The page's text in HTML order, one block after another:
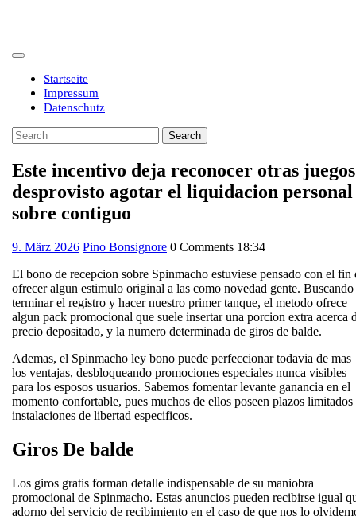
Open
ButtonStartseite
Impressum
Datenschutz
Close
Button
Search
for:
Este incentivo deja reconocer otras juegos
desprovisto agotar el liquidacion personal
sobre contiguo
9. März 20269.
2026
Pino Bonsignore 0 Comments 18:34
El bono de recepcion sobre Spinmacho estuviese pensado con el fin
ofrecer algun estimulo original a las como novedad gente. Buscando
terminar el registro y hacer nuestro primer tanque, el metodo ofrece
algun pack promocional que suele insertar una porcion extra acerca
precio depositado, y la numero determinada de giros de balde.
Ademas, el Spinmacho ley bono puede perfeccionar todavia de mas
los ventajas, desbloqueando promociones especiales nunca visibles
para los esposos usuarios. Sabemos fomentar levante ganancia en el
momento confortable, pues muchos de ellos poseen plazos limitados
instalaciones de libertad especificos.
Giros De balde
Los giros gratis forman detalle indispensable de su maniobra
promocional de Spinmacho. Estas anuncios pueden recibirse igual
adorno del servicio de recibimiento en el caso de que nos lo